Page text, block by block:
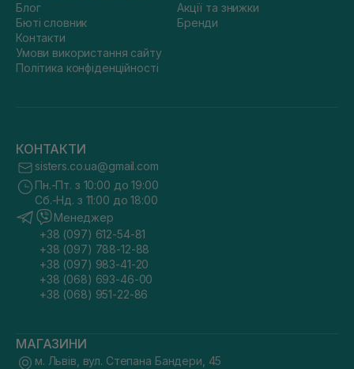
Блог
Бюті словник
Контакти
Умови використання сайту
Політика конфіденційності
Акції та знижки
Бренди
КОНТАКТИ
sisters.co.ua@gmail.com
Пн.-Пт. з 10:00 до 19:00
Сб.-Нд. з 11:00 до 18:00
Менеджер
+38 (097) 612-54-81
+38 (097) 788-12-88
+38 (097) 983-41-20
+38 (068) 693-46-00
+38 (068) 951-22-86
МАГАЗИНИ
м. Львів, вул. Степана Бандери, 45